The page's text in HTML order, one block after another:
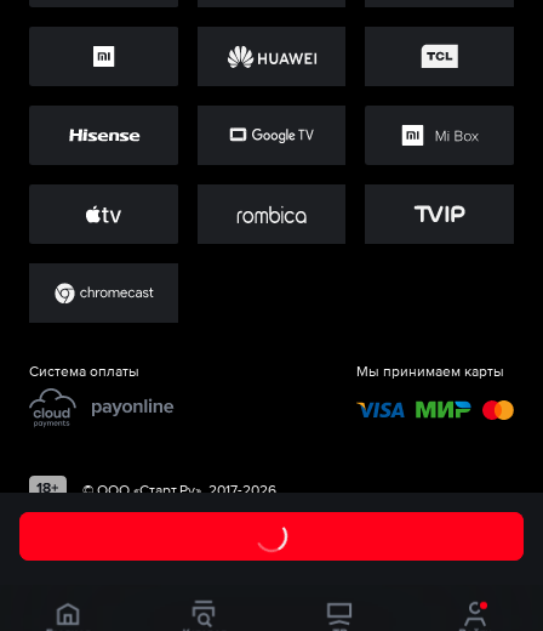
Система оплаты Мы принимаем карты
©ООО «Старт.Ру», 2017-2026